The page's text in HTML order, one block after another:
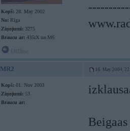
Kopš: 28. May 2002
No: Rīga
Ziņojumi: 3275
Braucu ar: 435iX un M6
MR2 16. May 2004,
Kopš: 01. Nov 2003
Ziņojumi: 53
Braucu ar: